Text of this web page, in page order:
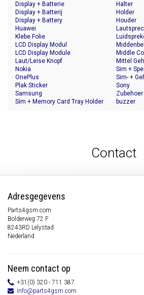
Display + Batterie
Display + Batterij
Display + Battery
Halter
Holder
Houder
Huawei
Klebe Folie
LCD Display Modul
LCD Display Module
Laut/Leise Knopf
Middle
Mittel
Nokia
OnePlus
Plak Sticker
Samsung
Sim + Memory Card Tray Holder
Sim +
Sim- +
Sony
Zubehoer
buzzer
Contact
Adresgegevens
Parts4gsm.com
Bolderweg 72 F
8243RD Lelystad
Nederland
Neem contact op
+31(0) 320 - 711 387
info@parts4gsm.com